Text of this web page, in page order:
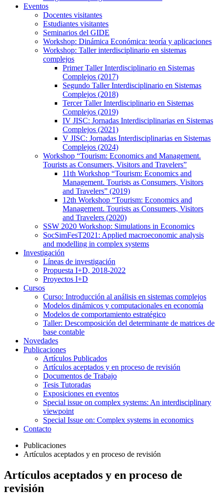
Eventos
Docentes visitantes
Estudiantes visitantes
Seminarios del GIDE
Workshop: Dinámica Económica: teoría y aplicaciones
Workshop: Taller interdisciplinario en sistemas
complejos
Primer Taller Interdisciplinario en Sistemas
Complejos (2017)
Segundo Taller Interdisciplinario en Sistemas
Complejos (2018)
Tercer Taller Interdisciplinario en Sistemas
Complejos (2019)
IV JISC: Jornadas Interdisciplinarias en Sistemas
Complejos (2021)
V JISC: Jornadas Interdisciplinarias en Sistemas
Complejos (2024)
Workshop “Tourism: Economics and Management.
Tourists as Consumers, Visitors and Travelers”
11th Workshop “Tourism: Economics and
Management. Tourists as Consumers, Visitors
and Travelers” (2019)
12th Workshop “Tourism: Economics and
Management. Tourists as Consumers, Visitors
and Travelers (2020)
SSW 2020 Workshop: Simulations in Economics
SocSimFesT2021: Applied macroeconomic analysis
and modelling in complex systems
Investigación
Líneas de investigación
Propuesta I+D, 2018-2022
Proyectos I+D
Cursos
Curso: Introducción al análisis en sistemas complejos
Modelos dinámicos y computacionales en economía
Modelos de comportamiento estratégico
Taller: Descomposición del determinante de matrices de
base contable
Novedades
Publicaciones
Artículos Publicados
Artículos aceptados y en proceso de revisión
Documentos de Trabajo
Tesis Tutoradas
Exposiciones en eventos
Special issue on complex systems: An interdisciplinary
viewpoint
Special Issue on: Complex systems in economics
Contacto
Publicaciones
Artículos aceptados y en proceso de revisión
Artículos aceptados y en proceso de
revisión